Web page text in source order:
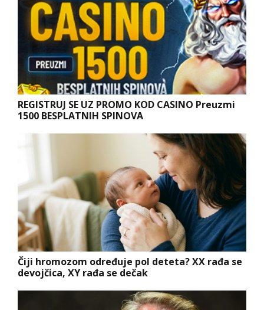
REGISTRUJ SE UZ PROMO KOD CASINO Preuzmi
1500 BESPLATNIH SPINOVA
Čiji hromozom određuje pol deteta? XX rađa se
devojčica, XY rađa se dečak